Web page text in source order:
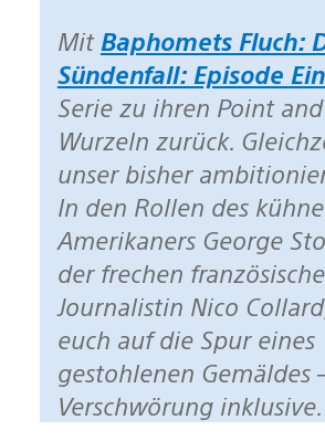
Mit Baphomets Fluch:
Sündenfall: Episode
Serie zu ihren Point
Wurzeln zurück.
unser bisher
In den Rollen des
Amerikaners George
der frechen
Journalistin Nico
euch auf die Spur eines
gestohlenen Gemäldes
Verschwörung inklusive.